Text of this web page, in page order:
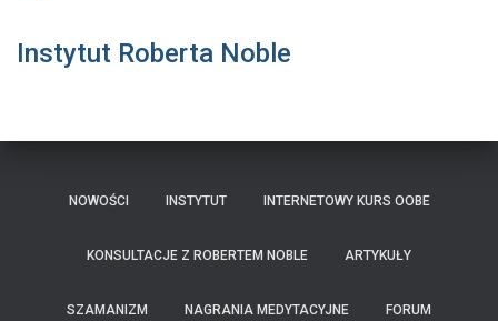
Instytut Roberta Noble
NOWOŚCI INSTYTUT INTERNETOWY KURS OOBE
KONSULTACJE Z ROBERTEM NOBLE ARTYKUŁY
SZAMANIZM NAGRANIA MEDYTACYJNE FORUM